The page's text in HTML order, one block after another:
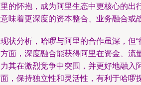
的怀抱，成为阿里生态中更核心的出
味着更深度的资本整合、业务融合或
状分析，哈啰与阿里的合作虽深，但
面，深度融合能获得阿里在资金、流
其在激烈竞争中突围，并更好地融入
，保持独立性和灵活性，有利于哈啰